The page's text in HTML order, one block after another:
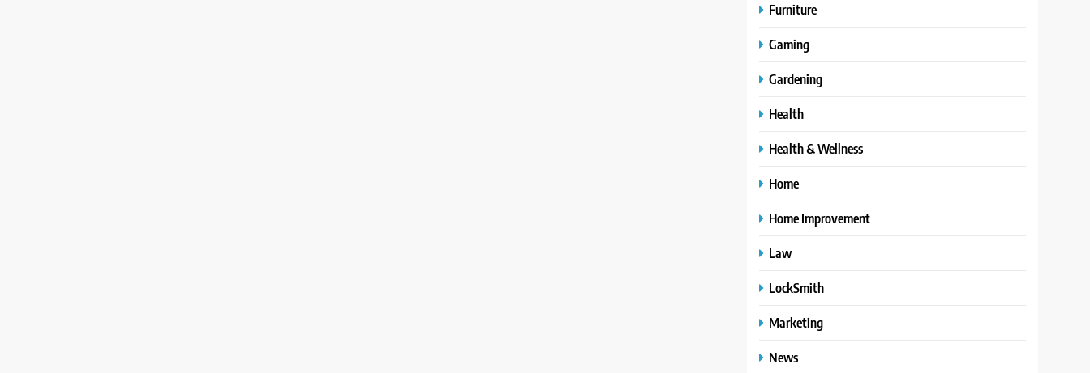
Furniture
Gaming
Gardening
Health
Health & Wellness
Home
Home Improvement
Law
LockSmith
Marketing
News